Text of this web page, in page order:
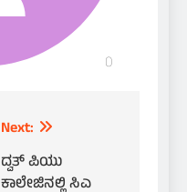
Next:
ದ್ವತ್ ಪಿಯು
ಕಾಲೇಜಿನಲ್ಲಿ ಸಿಎ